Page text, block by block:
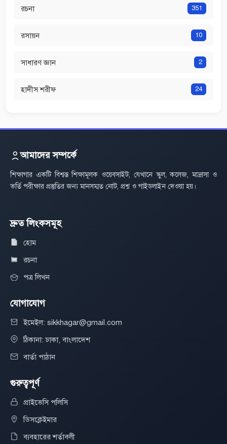
রচনা 351
রসায়ন 10
সাধারণ জ্ঞান 2
হাদীস শরীফ 24
আমাদের সম্পর্কে
শিক্ষাগার একটি বিশ্বস্ত শিক্ষামূলক ওয়েবসাইট, যেখানে স্কুল, কলেজ, মাদ্রাসা ও
ভর্তি পরীক্ষার প্রস্তুতির জন্য মানসম্মত নোট, প্রশ্ন ও গাইডলাইন দেওয়া হয়।
দ্রুত লিংকসমূহ
হোম
রচনা
পত্র লিখন
যোগাযোগ
ইমেইল: sikkhagar@gmail.com
ঠিকানা: ঢাকা, বাংলাদেশ
বার্তা পাঠান
গুরুত্বপূর্ণ
প্রাইভেসি পলিসি
ডিসক্লেইমার
ব্যবহারের শর্তাবলী